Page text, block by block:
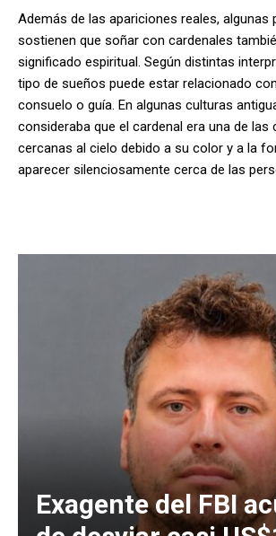
Además de las apariciones reales, algunas
sostienen que soñar con cardenales
significado espiritual. Según distintas
tipo de sueños puede estar relacionado
consuelo o guía. En algunas culturas
consideraba que el cardenal era una de las
cercanas al cielo debido a su color y a la
aparecer silenciosamente cerca de las
Exagente del FBI